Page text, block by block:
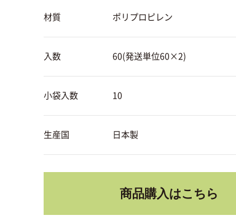
材質 ポリプロピレン
入数 60(発送単位60×2)
小袋入数 10
生産国 日本製
商品購入はこちら